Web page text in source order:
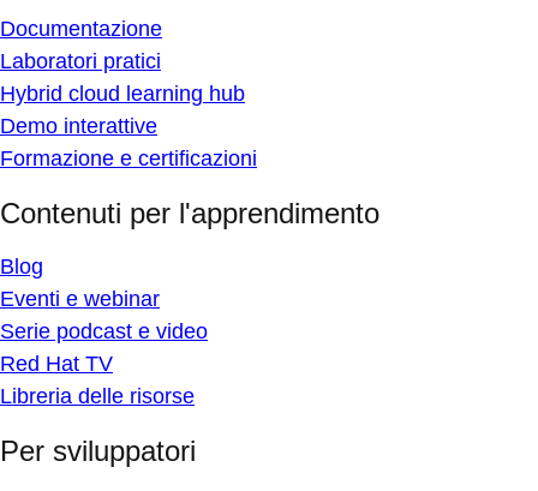
Documentazione
Laboratori pratici
Hybrid cloud learning hub
Demo interattive
Formazione e certificazioni
Contenuti per l'apprendimento
Blog
Eventi e webinar
Serie podcast e video
Red Hat TV
Libreria delle risorse
Per sviluppatori